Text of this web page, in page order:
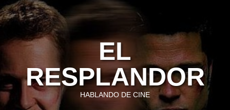
Skip
to
EL
RESPLANDOR
HABLANDO DE CINE